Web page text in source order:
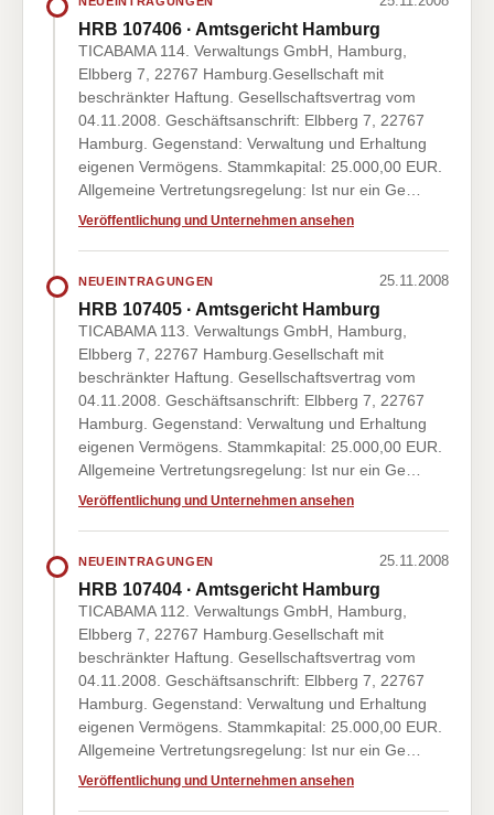
HRB 107406 · Amtsgericht Hamburg
TICABAMA 114. Verwaltungs GmbH, Hamburg,
Elbberg 7, 22767 Hamburg.Gesellschaft mit
beschränkter Haftung. Gesellschaftsvertrag vom
04.11.2008. Geschäftsanschrift: Elbberg 7, 22767
Hamburg. Gegenstand: Verwaltung und Erhaltung
eigenen Vermögens. Stammkapital: 25.000,00 EUR.
Allgemeine Vertretungsregelung: Ist nur ein Ge…
Veröffentlichung und Unternehmen ansehen
NEUEINTRAGUNGEN 25.11.2008
HRB 107405 · Amtsgericht Hamburg
TICABAMA 113. Verwaltungs GmbH, Hamburg,
Elbberg 7, 22767 Hamburg.Gesellschaft mit
beschränkter Haftung. Gesellschaftsvertrag vom
04.11.2008. Geschäftsanschrift: Elbberg 7, 22767
Hamburg. Gegenstand: Verwaltung und Erhaltung
eigenen Vermögens. Stammkapital: 25.000,00 EUR.
Allgemeine Vertretungsregelung: Ist nur ein Ge…
Veröffentlichung und Unternehmen ansehen
NEUEINTRAGUNGEN 25.11.2008
HRB 107404 · Amtsgericht Hamburg
TICABAMA 112. Verwaltungs GmbH, Hamburg,
Elbberg 7, 22767 Hamburg.Gesellschaft mit
beschränkter Haftung. Gesellschaftsvertrag vom
04.11.2008. Geschäftsanschrift: Elbberg 7, 22767
Hamburg. Gegenstand: Verwaltung und Erhaltung
eigenen Vermögens. Stammkapital: 25.000,00 EUR.
Allgemeine Vertretungsregelung: Ist nur ein Ge…
Veröffentlichung und Unternehmen ansehen